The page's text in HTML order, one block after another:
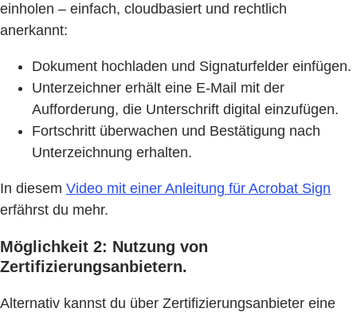
einholen – einfach, cloudbasiert und rechtlich
anerkannt:
Dokument hochladen und Signaturfelder einfügen.
Unterzeichner erhält eine E-Mail mit der
Aufforderung, die Unterschrift digital einzufügen.
Fortschritt überwachen und Bestätigung nach
Unterzeichnung erhalten.
In diesem Video mit einer Anleitung für Acrobat Sign
erfährst du mehr.
Möglichkeit 2: Nutzung von
Zertifizierungsanbietern.
Alternativ kannst du über Zertifizierungsanbieter eine